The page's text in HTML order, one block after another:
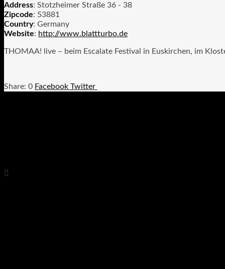
Address: Stotzheimer Straße 36 - 38
Zipcode: 53881
Country: Germany
Website: http://www.blattturbo.de
THOMAA! live – beim Escalate Festival in Euskirchen, im
0 Facebook Twitter